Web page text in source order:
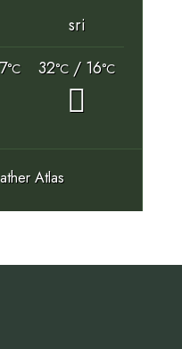
sri
°C 32°C / 16°C
Atlas